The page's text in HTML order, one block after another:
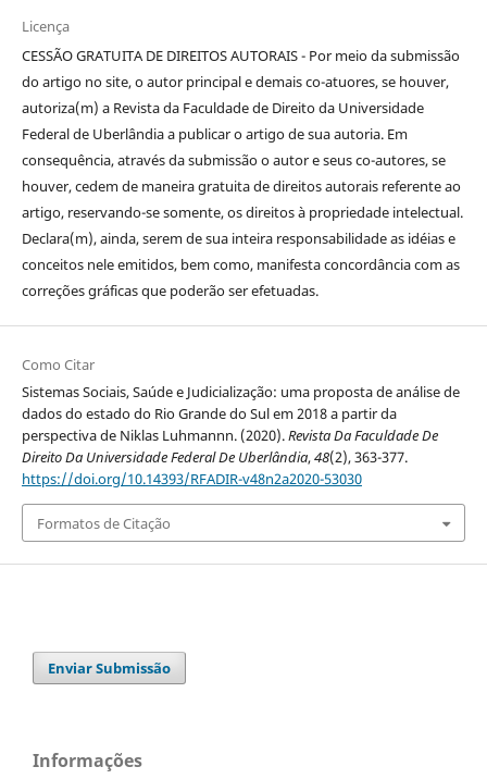
Licença
CESSÃO GRATUITA DE DIREITOS AUTORAIS - Por meio da submissão
do artigo no site, o autor principal e demais co-atuores, se houver,
autoriza(m) a Revista da Faculdade de Direito da Universidade
Federal de Uberlândia a publicar o artigo de sua autoria. Em
consequência, através da submissão o autor e seus co-autores, se
houver, cedem de maneira gratuita de direitos autorais referente ao
artigo, reservando-se somente, os direitos à propriedade intelectual.
Declara(m), ainda, serem de sua inteira responsabilidade as idéias e
conceitos nele emitidos, bem como, manifesta concordância com as
correções gráficas que poderão ser efetuadas.
Como Citar
Sistemas Sociais, Saúde e Judicialização: uma proposta de análise de
dados do estado do Rio Grande do Sul em 2018 a partir da
perspectiva de Niklas Luhmannn. (2020).Revista Da Faculdade De
Direito Da Universidade Federal De Uberlândia,48(2), 363-377.
https://doi.org/10.14393/RFADIR-v48n2a2020-53030
Formatos de Citação
Enviar Submissão
Informações